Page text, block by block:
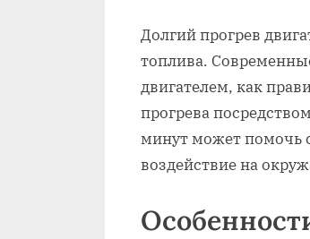
Долгий прогрев
топлива.
двигателем, как
прогрева
минут может помочь
воздействие на